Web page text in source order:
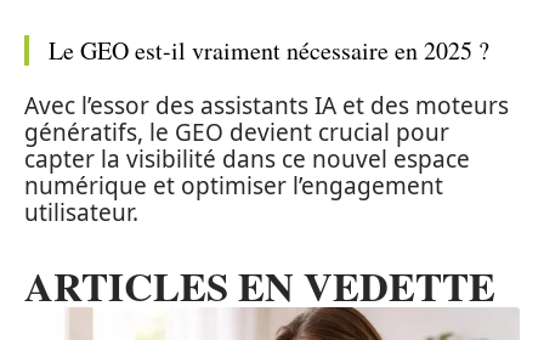
Le GEO est-il vraiment nécessaire en 2025 ?
Avec l’essor des assistants IA et des moteurs
génératifs, le GEO devient crucial pour
capter la visibilité dans ce nouvel espace
numérique et optimiser l’engagement
utilisateur.
ARTICLES EN VEDETTE